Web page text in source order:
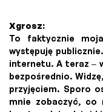
Xgrosz:
To faktycznie
występuję
internetu. A teraz –
bezpośrednio.
przyjęciem. Sporo
mnie zobaczyć, co